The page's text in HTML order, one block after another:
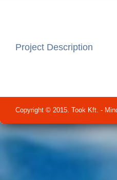
Project Description
Copyright © 2015. Took Kft. -